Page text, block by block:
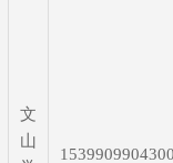
文
山